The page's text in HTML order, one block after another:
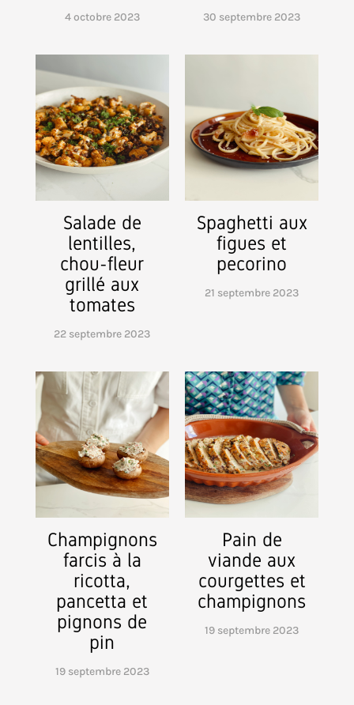
4 octobre 2023 30 septembre 2023
Salade de
lentilles,
chou-fleur
grillé aux
tomates
22 septembre 2023
Spaghetti aux
figues et
pecorino
21 septembre 2023
Champignons
farcis à la
ricotta,
pancetta et
pignons de
pin
19 septembre 2023
Pain de
viande aux
courgettes et
champignons
19 septembre 2023